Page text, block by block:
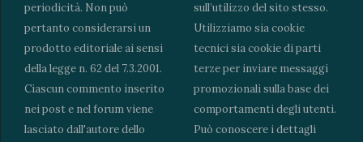
periodicità. Non può
pertanto considerarsi un
prodotto editoriale ai sensi
della legge n. 62 del 7.3.2001.
Ciascun commento inserito
nei post e nel forum viene
lasciato dall'autore dello
sull’utilizzo del sito stesso.
Utilizziamo sia cookie
tecnici sia cookie di parti
terze per inviare messaggi
promozionali sulla base dei
comportamenti degli utenti.
Può conoscere i dettagli